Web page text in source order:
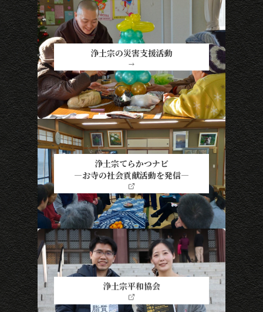
浄土宗の災害支援活動
→
浄土宗てらかつナビ
―お寺の社会貢献活動を発信―
浄土宗平和協会